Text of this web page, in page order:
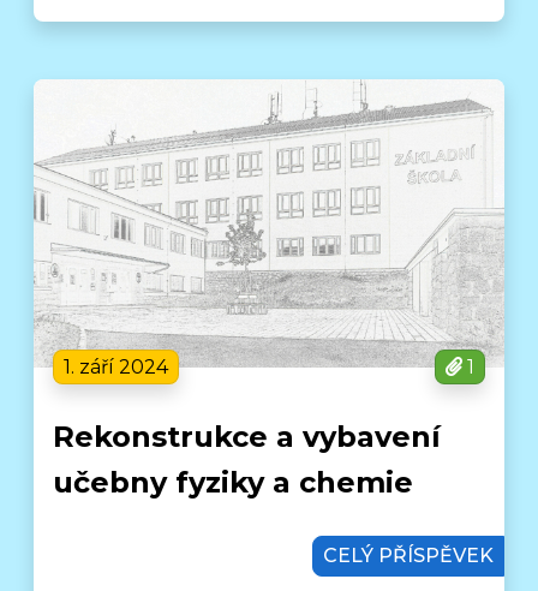
1. září 2024 1
Rekonstrukce a vybavení
učebny fyziky a chemie
CELÝ PŘÍSPĚVEK